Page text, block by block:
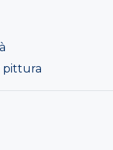
pittura